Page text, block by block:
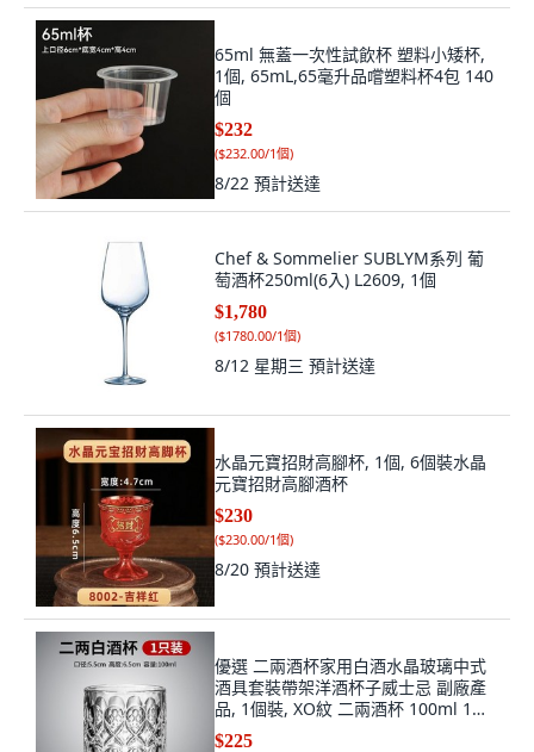
65ml 無蓋一次性試飲杯 塑料小矮杯,
1個, 65mL,65毫升品嚐塑料杯4包 140
個
$232
($232.00/1個)
8/22 預計送達
Chef & Sommelier SUBLYM系列 葡
萄酒杯250ml(6入) L2609, 1個
$1,780
($1780.00/1個)
8/12 星期三 預計送達
水晶元寶招財高腳杯, 1個, 6個裝水晶
元寶招財高腳酒杯
$230
($230.00/1個)
8/20 預計送達
優選 二兩酒杯家用白酒水晶玻璃中式
酒具套裝帶架洋酒杯子威士忌 副廠產
品, 1個裝, XO紋 二兩酒杯 100ml 1個
裝
$225